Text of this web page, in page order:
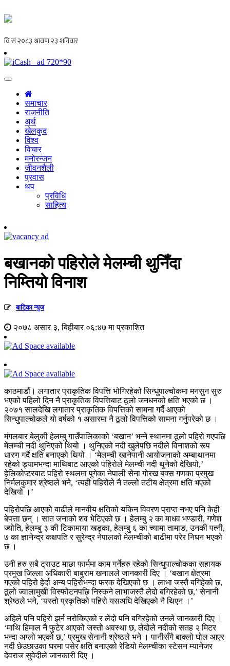
समाचार
राजनीति
अर्थ
खेलकुद
विश्व
विचार
मनोरन्जन
जीवनशैली
प्रवास
थप
प्रविधि
साहित्य
बखानको पहिरोले मेलम्ची थुनिँदा
निम्तियाे विनाश
बाटिका न्युज
२०७८ असार ३, बिहीबार ०६:४७ मा प्रकाशित
काठमाडौं। लगातार प्राकृतिक विपत्ति भोगिरहेको सिन्धुपाल्चोकमा मनसुन सुरु
भएको पहिलो दिन नै प्राकृतिक विपत्तिबाट ठूलो जनधनको क्षति भएको छ ।
२०७१ सालदेखि लगातार प्राकृतिक विपत्तिको सामना गर्दै आएको
सिन्धुपाल्चोकले यो वर्षको १ असारमा नै ठूलो विपत्तिको सामना गर्नुपरेको छ ।
मंगलबार बेलुकी हेलम्बु गाउँपालिकाको ‘बखान’ भन्ने स्थानमा ठूलो पहिरो गएपछि
मेलम्ची नदी थुनिएको थियो । थुनिएको नदी खुलेपछि नदीले विनाशको रूप
धारण गर्दै क्षति बनाएको थियो । ‘मेलम्ची खानेपानी आयोजनाको अम्बाथानमा
रहेको ड्यामभन्दा माथिबाट आएको पहिरोले मेलम्ची नदी थुनेको देखियो,’
हेलिकोप्टरबाट पहिरो स्थलमा पुगेका नेपाली सेना गोरख बक्स गणका प्रमुख
निर्मलकुमार श्रेष्ठले भने, ‘त्यही पहिरोले नै तल्लो तटीय क्षेत्रमा क्षति भएको
देखियो ।’
पहिरोपछि आएको बाढीले मानवीय क्षतिको यकिन विवरण प्राप्त नभए पनि केही
बेपत्ता छन् । सात जनाको शव भेटिएको छ । हेलम्बु २ का माधव भण्डारी, गणेश
ज्योति, हेलम्बु ३ की टिकामाया खड्का, हेलम्बु ६ का च्यामा तामाङ, उनकी पत्नी,
७ का ज्ञानेन्द्र कक्षपति र सुरेन्द्र नेपालको मेलम्चीको बाढीमा परेर निधन भएको
छ ।
उनी हरु सबै ट्राउट माछा फार्ममा काम गर्नेहरु रहेको सिन्धुपाल्चोकका सहायक
प्रमुख जिल्ला अधिकारी बाबुराम खनालले जानकारी दिए । ‘बखान क्षेत्रमा
गएको पहिरो हेर्दा अन्य पहिरोभन्दा फरक देखिएको छ । लाभा जस्तै बगिहेको छ,
ठूलो ज्वालामुखी विस्फोटनपछि निस्कने लाभाजस्तै लेदो बगिरहेको छ,’ सेनानी
श्रेष्ठले भने, ‘यस्तो प्रकृतिको पहिरो यसअघि देखिएको नै थिएन ।’
अहिले पनि पहिरो झर्न नरोकिएको र लेदो पनि बगिरहेको उनले जानकारी दिए ।
‘माथि हिमाल नै फुटेर आएको जस्तो अवस्था छ, लेदोले नदीको सतह २ मिटर
भन्दा अग्लो भएको छ,’ प्रमुख सेनानी श्रेष्ठले भने । पानीसँगै बाक्लो घोल आएर
नदी छेउछाउका घरमा पसेर क्षति बनाएको रेडियो मेलम्चीका स्टेसन म्यानेजर
देवराज सुवेदीले जानकारी दिए ।